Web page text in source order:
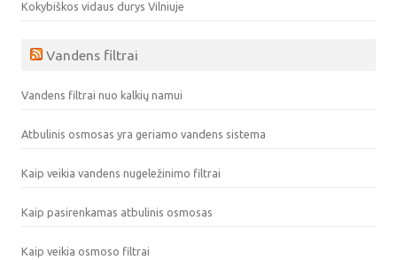
Kokybiškos vidaus durys Vilniuje
Vandens filtrai
Vandens filtrai nuo kalkių namui
Atbulinis osmosas yra geriamo vandens sistema
Kaip veikia vandens nugeležinimo filtrai
Kaip pasirenkamas atbulinis osmosas
Kaip veikia osmoso filtrai